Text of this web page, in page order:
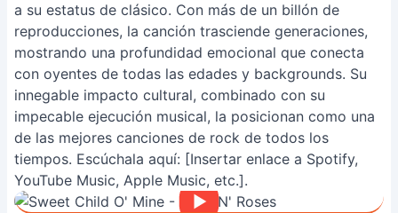
a su estatus de clásico. Con más de un billón de
reproducciones, la canción trasciende generaciones,
mostrando una profundidad emocional que conecta
con oyentes de todas las edades y backgrounds. Su
innegable impacto cultural, combinado con su
impecable ejecución musical, la posicionan como una
de las mejores canciones de rock de todos los
tiempos. Escúchala aquí: [Insertar enlace a Spotify,
YouTube Music, Apple Music, etc.].